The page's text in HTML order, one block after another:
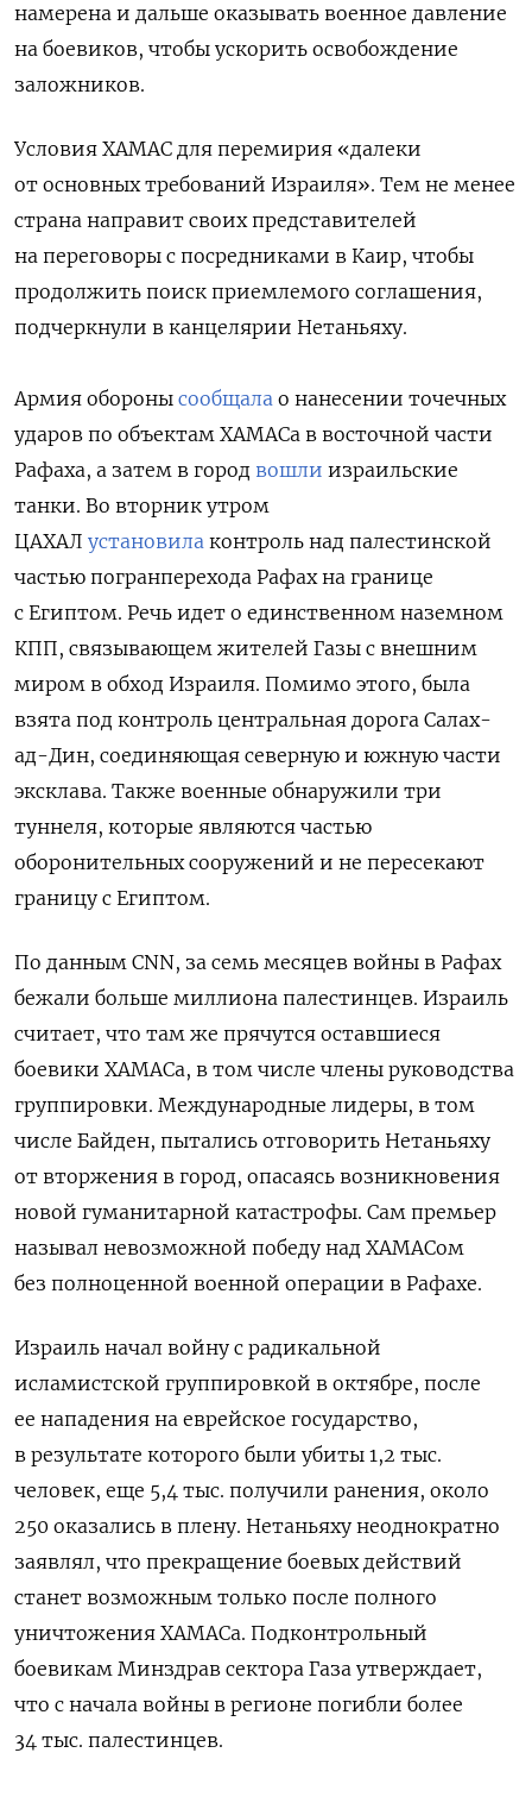
намерена и дальше оказывать военное давление
на боевиков, чтобы ускорить освобождение
заложников.
Условия ХАМАС для перемирия «далеки
от основных требований Израиля». Тем не менее
страна направит своих представителей
на переговоры с посредниками в Каир, чтобы
продолжить поиск приемлемого соглашения,
подчеркнули в канцелярии Нетаньяху.
Армия обороны сообщала о нанесении точечных
ударов по объектам ХАМАСа в восточной части
Рафаха, а затем в город вошли израильские
танки. Во вторник утром
ЦАХАЛ установила контроль над палестинской
частью погранперехода Рафах на границе
с Египтом. Речь идет о единственном наземном
КПП, связывающем жителей Газы с внешним
миром в обход Израиля. Помимо этого, была
взята под контроль центральная дорога Салах-
ад-Дин, соединяющая северную и южную части
эксклава. Также военные обнаружили три
туннеля, которые являются частью
оборонительных сооружений и не пересекают
границу с Египтом.
По данным CNN, за семь месяцев войны в Рафах
бежали больше миллиона палестинцев. Израиль
считает, что там же прячутся оставшиеся
боевики ХАМАСа, в том числе члены руководства
группировки. Международные лидеры, в том
числе Байден, пытались отговорить Нетаньяху
от вторжения в город, опасаясь возникновения
новой гуманитарной катастрофы. Сам премьер
называл невозможной победу над ХАМАСом
без полноценной военной операции в Рафахе.
Израиль начал войну с радикальной
исламистской группировкой в октябре, после
ее нападения на еврейское государство,
в результате которого были убиты 1,2 тыс.
человек, еще 5,4 тыс. получили ранения, около
250 оказались в плену. Нетаньяху неоднократно
заявлял, что прекращение боевых действий
станет возможным только после полного
уничтожения ХАМАСа. Подконтрольный
боевикам Минздрав сектора Газа утверждает,
что с начала войны в регионе погибли более
34 тыс. палестинцев.